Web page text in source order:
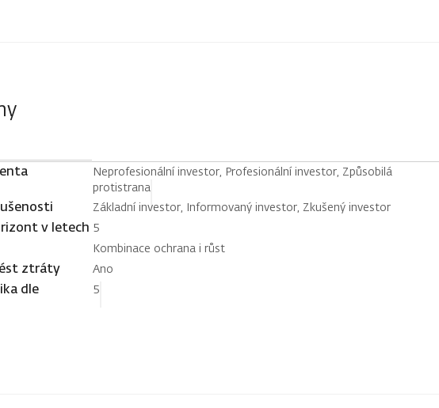
Neprofesionální investor, Profesionální investor, Způsobilá
protistrana
Základní investor, Informovaný investor, Zkušený investor
v letech 5
Kombinace ochrana i růst
ztráty Ano
dle
5